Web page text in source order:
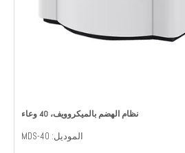
نظام الهضم بالميكروويف، 40 وعاء
الموديل: MDS-40